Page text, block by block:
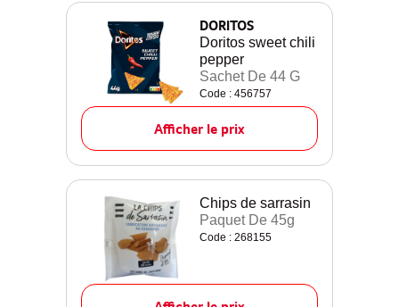
DORITOS
Doritos sweet chili
pepper
Sachet De 44 G
Code : 456757
Afficher le prix
Chips de sarrasin
Paquet De 45g
Code : 268155